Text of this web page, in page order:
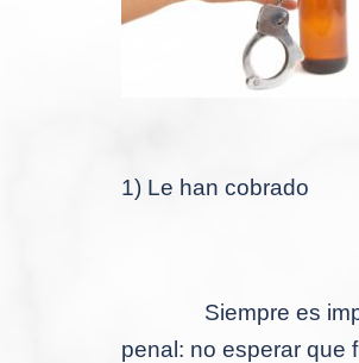
1) Le han cobrado
Siempre es
penal: no esperar que